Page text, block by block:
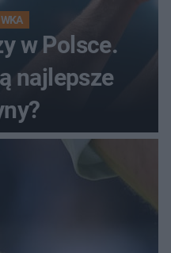
w Polsce.
najlepsze